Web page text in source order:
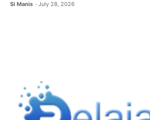
Si Manis July 28, 2026